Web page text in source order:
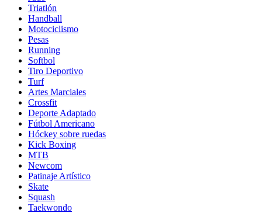
Triatlón
Handball
Motociclismo
Pesas
Running
Softbol
Tiro Deportivo
Turf
Artes Marciales
Crossfit
Deporte Adaptado
Fútbol Americano
Hóckey sobre ruedas
Kick Boxing
MTB
Newcom
Patinaje Artístico
Skate
Squash
Taekwondo